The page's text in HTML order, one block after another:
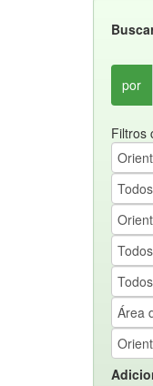
por
Filtros